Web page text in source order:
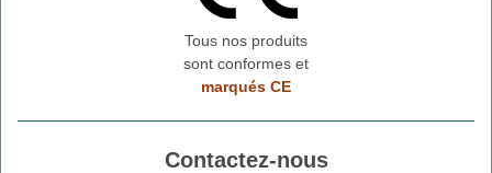
Tous nos produits
sont conformes et
marqués CE
Contactez-nous